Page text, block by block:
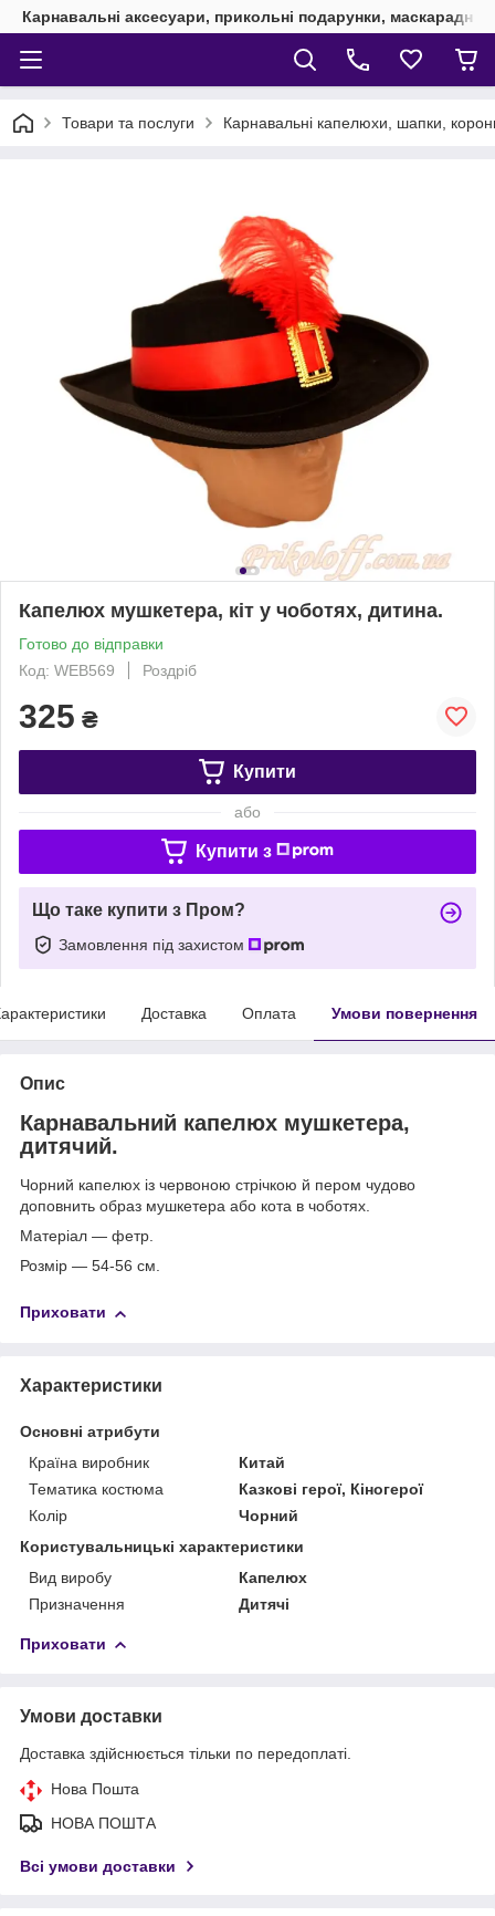
Карнавальні аксесуари, прикольні подарунки, маскарадні
Товари та послуги Карнавальні капелюхи, шапки,
Капелюх мушкетера, кіт у чоботях, дитина.
Готово до відправки
Код: WEB569
Роздріб
325 ₴
Купити
або
Купити з
Що таке купити з Пром?
Замовлення під захистом
Доставка Оплата Умови повернення
Опис
Карнавальний капелюх мушкетера,
дитячий.
Чорний капелюх із червоною стрічкою й пером чудово
доповнить образ мушкетера або кота в чоботях.
Матеріал — фетр.
Розмір — 54-56 см.
Приховати
Характеристики
Основні атрибути
Країна виробник
Китай
Тематика костюма
Казкові герої, Кіногерої
Колір
Чорний
Користувальницькі характеристики
Вид виробу
Капелюх
Призначення
Дитячі
Приховати
Умови доставки
Доставка здійснюється тільки по передоплаті.
Нова Пошта
НОВА ПОШТА
Всі умови доставки